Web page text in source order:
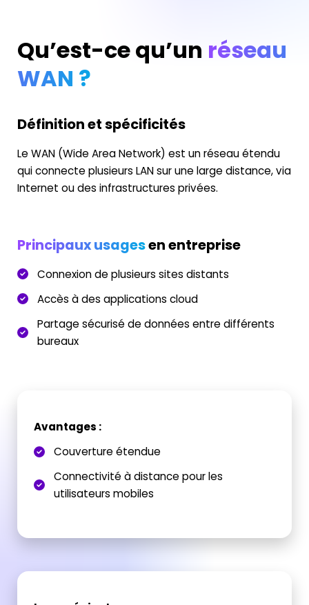
Qu’est-ce qu’un réseau
WAN ?
Définition et spécificités
Le WAN (Wide Area Network) est un réseau étendu
qui connecte plusieurs LAN sur une large distance, via
Internet ou des infrastructures privées.
Principaux usagesen entreprise
Connexion de plusieurs sites distants
Accès à des applications cloud
Partage sécurisé de données entre différents
bureaux
Avantages :
Couverture étendue
Connectivité à distance pour les
utilisateurs mobiles